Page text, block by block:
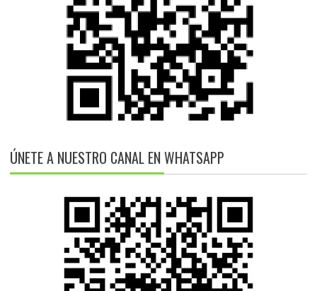
ÚNETE A NUESTRO CANAL EN WHATSAPP